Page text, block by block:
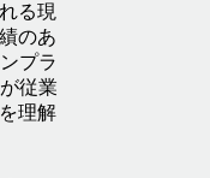
る現
のあ
プラ
従業
理解